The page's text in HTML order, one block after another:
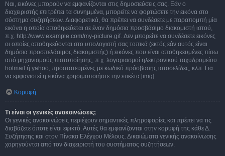
Ναι, εικόνες μπορούν να εμφανίζονται στις δημοσιεύσεις σας. Εάν ο
διαχειριστής επιτρέπει τα συνημμένα, μπορείτε να φορτώσετε την εικόνα στο
σύστημα συζητήσεων. Διαφορετικά, θα πρέπει να συνδέσετε με παραπομπή μία
εικόνα η οποία αποθηκεύεται σε έναν δημόσια προσβάσιμο διακομιστή ιστού,
π.χ. http://www.example.com/my-picture.gif. Δεν μπορείτε να συνδέσετε εικόνες
οι οποίες αποθηκεύονται στο υπολογιστή σας τοπικά (εκτός εάν αυτός είναι
δημόσια προσπελάσιμος διακομιστής) ή εικόνες που είναι αποθηκευμένες πίσω
από μηχανισμούς πιστοποίησης, π.χ. λογαριασμοί ηλεκτρονικού ταχυδρομείου
hotmail ή yahoo, προστατευμένες με κωδικό πρόσβασης ιστοσελίδες, κλπ. Για
να εμφανιστεί η εικόνα χρησιμοποιήστε την ετικέτα [img].
Κορυφή
Τι είναι οι γενικές ανακοινώσεις;
Οι γενικές ανακοινώσεις περιέχουν σημαντικές πληροφορίες και πρέπει να τις
διαβάζετε όποτε είναι εφικτό. Αυτές θα εμφανίζονται στην κορυφή της κάθε Δ.
Συζήτησης και στον Πίνακα Ελέγχου Μέλους. Δικαιώματα γενικής ανακοίνωσης
χορηγούνται από τον διαχειριστή του συστήματος συζητήσεων.